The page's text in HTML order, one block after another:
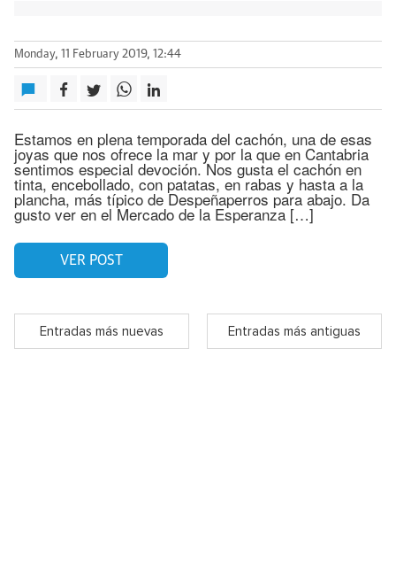
Monday, 11 February 2019, 12:44
Estamos en plena temporada del cachón, una de esas
joyas que nos ofrece la mar y por la que en Cantabria
sentimos especial devoción. Nos gusta el cachón en
tinta, encebollado, con patatas, en rabas y hasta a la
plancha, más típico de Despeñaperros para abajo. Da
gusto ver en el Mercado de la Esperanza […]
VER POST
Entradas más nuevas Entradas más antiguas